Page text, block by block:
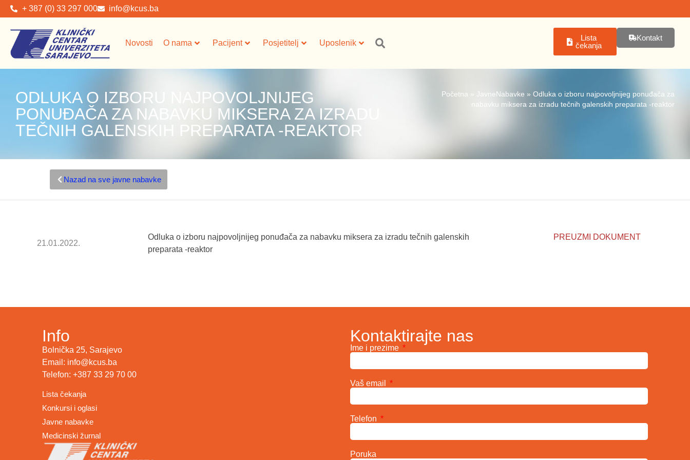
+ 387 (0) 33 297 000 info@kcus.ba
Novosti O nama Pacijent Posjetitelj Uposlenik
Lista
čekanja
Kontakt
ODLUKA O IZBORU NAJPOVOLJNIJEG
PONUĐAČA ZA NABAVKU MIKSERA ZA IZRADU
TEČNIH GALENSKIH PREPARATA -REAKTOR
Početna » JavneNabavke » Odluka o izboru najpovoljnijeg ponuđača za
nabavku miksera za izradu tečnih galenskih preparata -reaktor
Nazad na sve javne nabavke
21.01.2022.
Odluka o izboru najpovoljnijeg ponuđača za nabavku miksera za izradu tečnih galenskih
preparata -reaktor
PREUZMI DOKUMENT
Info
Bolnička 25, Sarajevo
Email: info@kcus.ba
Telefon: +387 33 29 70 00
Lista čekanja
Konkursi i oglasi
Javne nabavke
Medicinski žurnal
Kontaktirajte nas
Ime i prezime
Vaš email
Telefon
Poruka